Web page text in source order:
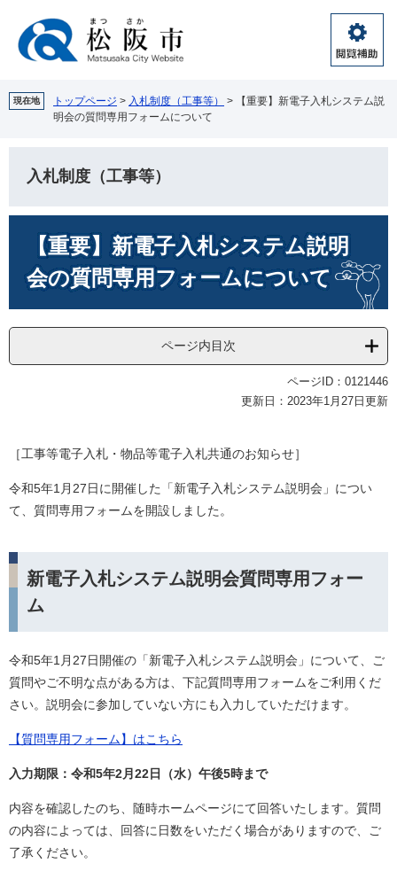
へ
閲
覧
助
現在地 トップページ > 入札制度（工事等） >
【重要】新電子入札システム説
明会の質問専用フォームについて
入札制度（工事等）
【重要】新電子入札システム説明
会の質問専用フォームについて
ページ内目次
ページID：0121446
更新日：2023年1月27日更新
［工事等電子入札・物品等電子入札共通のお知らせ］
令和5年1月27日に開催した「新電子入札システム説明会」につい
て、質問専用フォームを開設しました。
新電子入札システム説明会質問専用フォー
ム
令和5年1月27日開催の「新電子入札システム説明会」について、ご
質問やご不明な点がある方は、下記質問専用フォームをご利用くだ
さい。説明会に参加していない方にも入力していただけます。
【質問専用フォーム】はこちら
入力期限：令和5年2月22日（水）午後5時まで
内容を確認したのち、随時ホームページにて回答いたします。質問
の内容によっては、回答に日数をいただく場合がありますので、ご
了承ください。